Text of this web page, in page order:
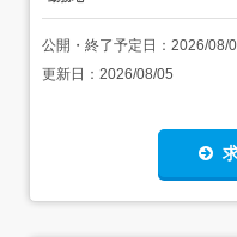
公開・終了予定日： 2026/08/
更新日： 2026/08/05